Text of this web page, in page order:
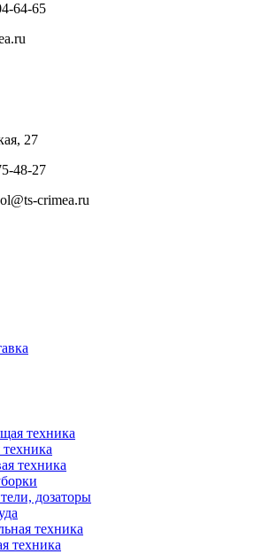
64-65
27
48-27
crimea.ru
техника
техника
дозаторы
техника
техника